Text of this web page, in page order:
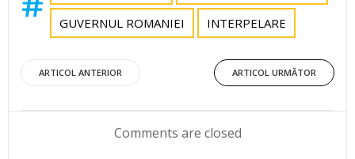
GUVERNUL ROMANIEI INTERPELARE
Post
navigation
ARTICOL ANTERIOR
Post
navigation
ARTICOL URMĂTOR
Comments are closed